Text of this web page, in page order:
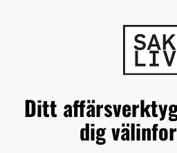
Ditt
dig